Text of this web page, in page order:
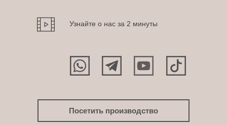
Узнайте о нас за 2 минуты
Посетить производство